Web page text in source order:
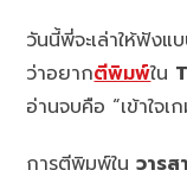
วันนี้พี่จะเล่าให้ฟัง
ว่าอยากตีพิมพ์ใน
อ่านจบคือ “เข้าใจ